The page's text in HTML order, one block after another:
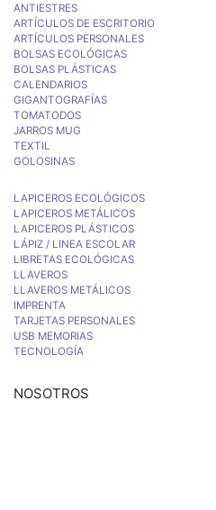
ANTIESTRES
ARTÍCULOS DE ESCRITORIO
ARTÍCULOS PERSONALES
BOLSAS ECOLÓGICAS
BOLSAS PLÁSTICAS
CALENDARIOS
GIGANTOGRAFÍAS
TOMATODOS
JARROS MUG
TEXTIL
GOLOSINAS
LAPICEROS ECOLÓGICOS
LAPICEROS METÁLICOS
LAPICEROS PLÁSTICOS
LÁPIZ / LINEA ESCOLAR
LIBRETAS ECOLÓGICAS
LLAVEROS
LLAVEROS METÁLICOS
IMPRENTA
TARJETAS PERSONALES
USB MEMORIAS
TECNOLOGÍA
NOSOTROS